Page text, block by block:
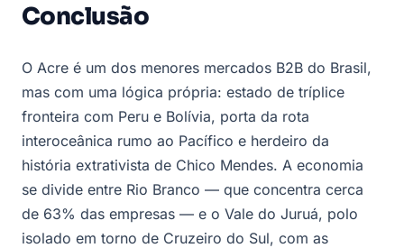
Conclusão
O Acre é um dos menores mercados B2B do Brasil,
mas com uma lógica própria: estado de tríplice
fronteira com Peru e Bolívia, porta da rota
interoceânica rumo ao Pacífico e herdeiro da
história extrativista de Chico Mendes. A economia
se divide entre Rio Branco — que concentra cerca
de 63% das empresas — e o Vale do Juruá, polo
isolado em torno de Cruzeiro do Sul, com as